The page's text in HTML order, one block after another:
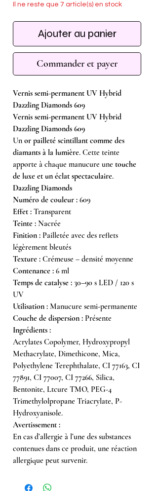
Il ne reste que 7 article(s) en stock
Ajouter au panier
Commander et payer
Vernis semi-permanent UV Hybrid
Dazzling Diamonds 609
Vernis semi-permanent UV Hybrid
Dazzling Diamonds 609
Un or pailleté scintillant comme des
diamants à la lumière. Cette teinte
apporte à chaque manucure une touche
de luxe et un éclat spectaculaire.
Dazzling Diamonds
Numéro de couleur : 609
Effet : Transparent
Teinte : Nacrée
Finition : Pailletée avec des reflets
légèrement bleutés
Texture : Crémeuse – densité moyenne
Contenance : 6 ml
Temps de catalyse : 30–90 s LED / 120 s
UV
Utilisation : Manucure semi-permanente
Couche de dispersion : Présente
Ingrédients :
Acrylates Copolymer, Hydroxypropyl
Methacrylate, Dimethicone, Mica,
Polyethylene Terephthalate, CI 77163, CI
77891, CI 77007, CI 77266, Silica,
Bentonite, Ltcure TMO, PEG-4
Trimethylolpropane Triacrylate, P-
Hydroxyanisole.
Avertissement :
En cas d’allergie à l’une des substances
contenues dans ce produit, une réaction
allergique peut survenir.